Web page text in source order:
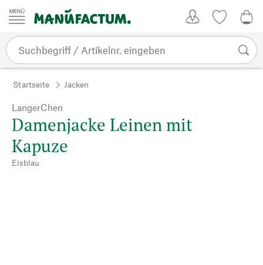
Zum Inhalt springen
Startseite Jacken
LangerChen
Damenjacke Leinen mit
Kapuze
Eisblau